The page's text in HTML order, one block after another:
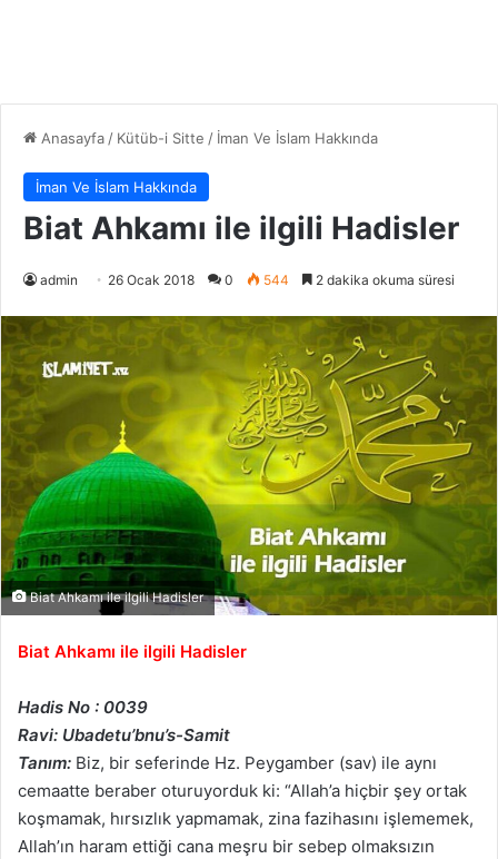
Anasayfa/ Kütüb-i Sitte / İman Ve İslam Hakkında
İman Ve İslam Hakkında
Biat Ahkamı ile ilgili Hadisler
admin 26 Ocak 2018 0 544 2 dakika okuma süresi
Biat Ahkamı ile ilgili Hadisler
Biat Ahkamı ile ilgili Hadisler
Hadis No : 0039
Ravi: Ubadetu’bnu’s-Samit
Tanım: Biz, bir seferinde Hz. Peygamber (sav) ile aynı
cemaatte beraber oturuyorduk ki: “Allah’a hiçbir şey ortak
koşmamak, hırsızlık yapmamak, zina fazihasını işlememek,
Allah’ın haram ettiği cana meşru bir sebep olmaksızın